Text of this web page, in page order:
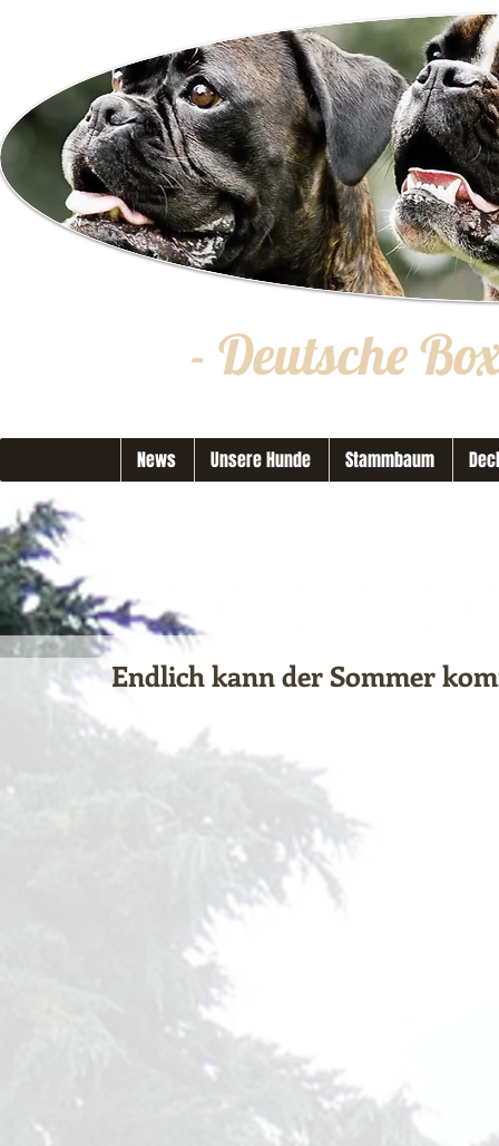
- Deutsche
News Unsere Hunde Stammbaum
Endlich kann der Sommer